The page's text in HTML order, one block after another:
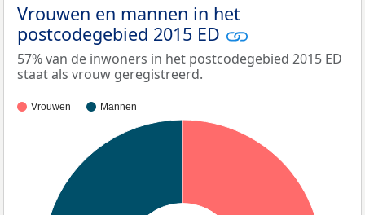
Vrouwen en mannen in het
postcodegebied 2015 ED
57% van de inwoners in het postcodegebied 2015 ED
staat als vrouw geregistreerd.
Vrouwen Mannen